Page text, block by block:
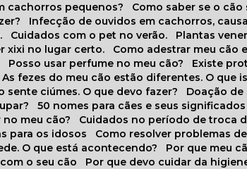
cachorros pequenos?
Como saber se o
Infecção de ouvidos em cachorros,
Cuidados com o pet no verão.
Plantas
xixi no lugar certo.
Como adestrar meu cão
Posso usar perfume no meu cão?
Existe
As fezes do meu cão estão diferentes. O que
sente ciúmes. O que devo fazer?
Doação
50 nomes para cães e seus significados
meu cão?
Cuidados no período de troca
para os idosos
Como resolver problemas
O que está acontecendo?
Por que meu
o seu cão
Por que devo cuidar da